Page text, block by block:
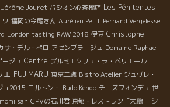
Jérôme Jouret パシオン心斎橋店 Les Pénitentes
ワ 福岡の今尾さん Aurélien Petit Pernand Vergelesse
London tasting RAW 2018 伊豆 Christophe
・デル・ぺロ アセンブラージュ Domaine Raphael
ージュ Centre プルミエクリュ・ラ・ペリエール
エ FUJIMARU 東京三鷹 Bistro Atelier ジュヴレ・
ュ2015 コルトン・ Budo Kendo チーズフォンデュ 世
san CPVの石川君 京都・レストラン「大鵬」
シ